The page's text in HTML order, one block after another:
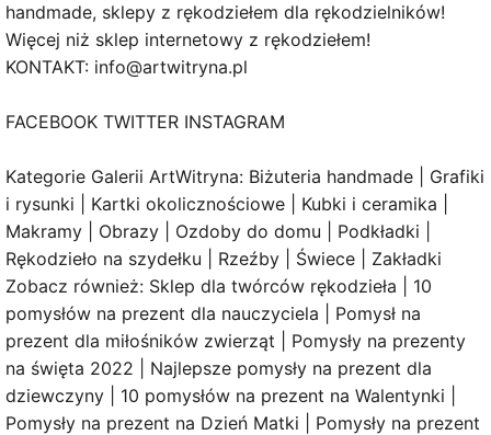
handmade, sklepy z rękodziełem dla rękodzielników!
Więcej niż sklep internetowy z rękodziełem!
KONTAKT: info@artwitryna.pl
FACEBOOK TWITTER INSTAGRAM
Kategorie Galerii ArtWitryna: Biżuteria handmade | Grafiki
i rysunki | Kartki okolicznościowe | Kubki i ceramika |
Makramy | Obrazy | Ozdoby do domu | Podkładki |
Rękodzieło na szydełku | Rzeźby | Świece | Zakładki
Zobacz również: Sklep dla twórców rękodzieła | 10
pomysłów na prezent dla nauczyciela | Pomysł na
prezent dla miłośników zwierząt | Pomysły na prezenty
na święta 2022 | Najlepsze pomysły na prezent dla
dziewczyny | 10 pomysłów na prezent na Walentynki |
Pomysły na prezent na Dzień Matki | Pomysły na prezent